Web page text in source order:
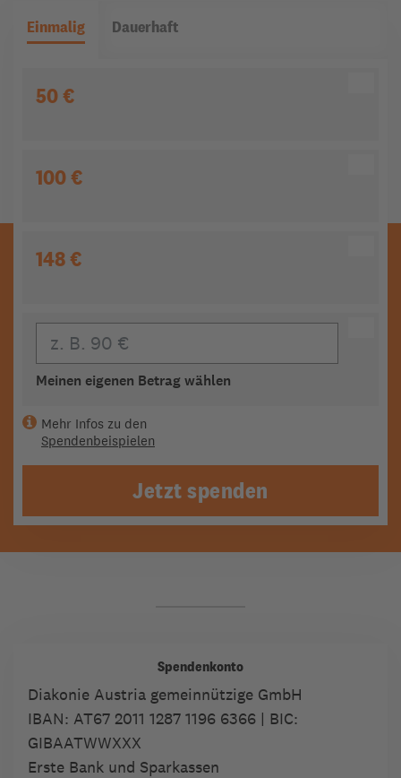
Einmalig Dauerhaft
50 €
100 €
148 €
Meinen eigenen Betrag wählen
Mehr Infos zu den
Spendenbeispielen
Jetzt spenden
Spendenkonto
Diakonie Austria gemeinnützige GmbH
IBAN: AT67 2011 1287 1196 6366 | BIC:
GIBAATWWXXX
Erste Bank und Sparkassen